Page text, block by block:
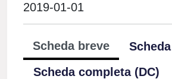
2019-01-01
Scheda breve
Scheda completa (DC)